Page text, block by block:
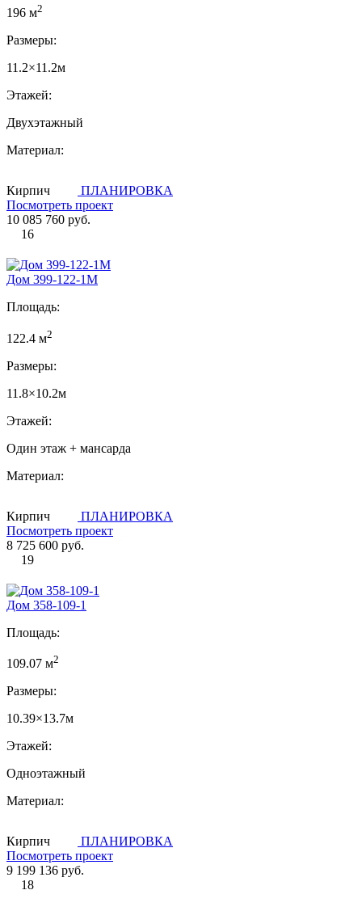
196 м2
Размеры:
11.2×11.2м
Этажей:
Двухэтажный
Материал:
Кирпич
ПЛАНИРОВКА
Посмотреть проект
10 085 760 руб.
16
Дом 399-122-1М
Площадь:
122.4 м2
Размеры:
11.8×10.2м
Этажей:
Один этаж + мансарда
Материал:
Кирпич
ПЛАНИРОВКА
Посмотреть проект
8 725 600 руб.
19
Дом 358-109-1
Площадь:
109.07 м2
Размеры:
10.39×13.7м
Этажей:
Одноэтажный
Материал:
Кирпич
ПЛАНИРОВКА
Посмотреть проект
9 199 136 руб.
18